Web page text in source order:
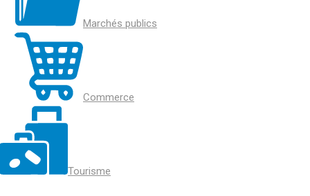
Marchés publics
Commerce
Tourisme